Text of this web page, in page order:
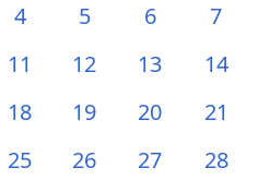
4 5 6
7
11 12 13
14
18 19 20
21
25 26 27
28